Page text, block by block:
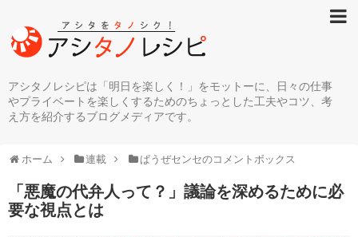
アシタノレシピは「明日を楽しく！」をモットーに、日々の仕事
やプライベートを楽しくするためのちょっとした工夫やコツ、考
え方を紹介するブログメディアです。
ホーム 連載 ぱうぜセンセのコメントボックス
「悪魔の代弁人って？」議論を深めるために必
要な視点とは